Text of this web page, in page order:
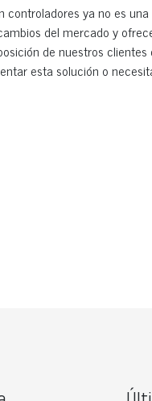
controladores ya no es
del mercado y
de nuestros
esta solución o
Aumentan los ataques